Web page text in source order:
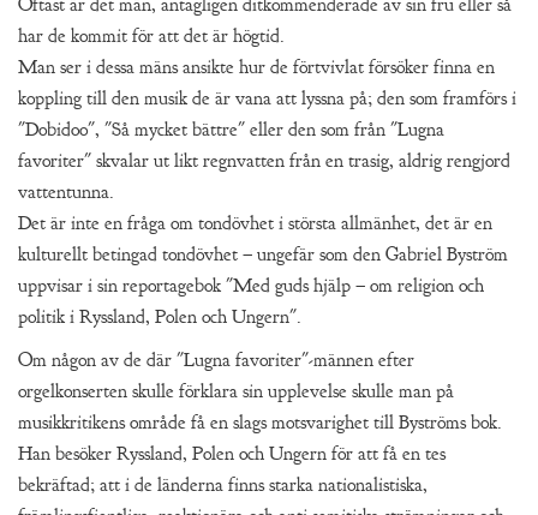
har de kommit för att det är högtid.
Man ser i dessa mäns ansikte hur de förtvivlat försöker finna en
koppling till den musik de är vana att lyssna på; den som framförs i
"Dobidoo", "Så mycket bättre" eller den som från "Lugna
favoriter" skvalar ut likt regnvatten från en trasig, aldrig rengjord
vattentunna.
Det är inte en fråga om tondövhet i största allmänhet, det är en
kulturellt betingad tondövhet – ungefär som den Gabriel Byström
uppvisar i sin reportagebok "Med guds hjälp – om religion och
politik i Ryssland, Polen och Ungern".
Om någon av de där "Lugna favoriter"-männen efter
orgelkonserten skulle förklara sin upplevelse skulle man på
musikkritikens område få en slags motsvarighet till Byströms bok.
Han besöker Ryssland, Polen och Ungern för att få en tes
bekräftad; att i de länderna finns starka nationalistiska,